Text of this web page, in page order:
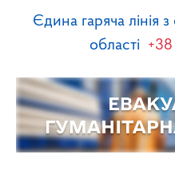
Єдина гаряча лінія з
області